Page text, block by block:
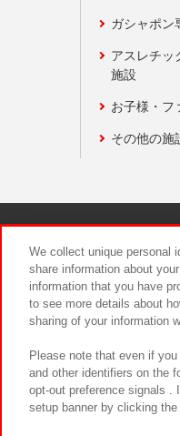
ガシャポン
アスレチッ
施設
お子様・フ
その他の施
We collect unique personal
share information about
information that you have
to see more details about
sharing of your information
Please note that even if
and other identifiers on the
opt-out preference signals .
setup banner by clicking